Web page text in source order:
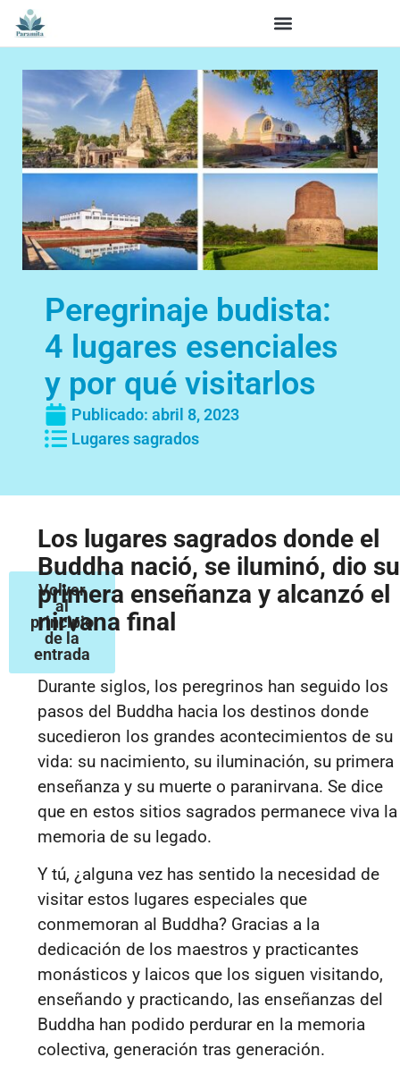
Peregrinaje budista:
4 lugares esenciales
y por qué visitarlos
Publicado: abril 8, 2023
Lugares sagrados
Volver
al
principio
de la
entrada
Los lugares sagrados donde el
Buddha nació, se iluminó, dio su
primera enseñanza y alcanzó el
nirvana final
Durante siglos, los peregrinos han seguido los
pasos del Buddha hacia los destinos donde
sucedieron los grandes acontecimientos de su
vida: su nacimiento, su iluminación, su primera
enseñanza y su muerte o paranirvana. Se dice
que en estos sitios sagrados permanece viva la
memoria de su legado.
Y tú, ¿alguna vez has sentido la necesidad de
visitar estos lugares especiales que
conmemoran al Buddha? Gracias a la
dedicación de los maestros y practicantes
monásticos y laicos que los siguen visitando,
enseñando y practicando, las enseñanzas del
Buddha han podido perdurar en la memoria
colectiva, generación tras generación.